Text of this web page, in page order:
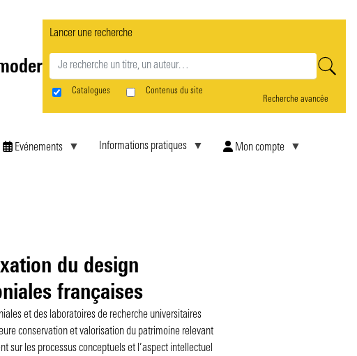
Lancer une recherche
Catalogues
Contenus du site
Recherche avancée
Evénements Informations pratiques Mon compte
du design
françaises
et des laboratoires de recherche universitaires
conservation et valorisation du patrimoine relevant
sur les processus conceptuels et l’aspect intellectuel